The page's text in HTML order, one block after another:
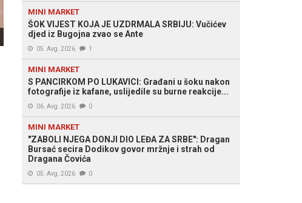
MINI MARKET
ŠOK VIJEST KOJA JE UZDRMALA SRBIJU: Vučićev
djed iz Bugojna zvao se Ante
05. Avg. 2026 1
MINI MARKET
S PANCIRKOM PO LUKAVICI: Građani u šoku nakon
fotografije iz kafane, uslijedile su burne reakcije...
06. Avg. 2026 0
MINI MARKET
"ZABOLI NJEGA DONJI DIO LEĐA ZA SRBE": Dragan
Bursać secira Dodikov govor mržnje i strah od
Dragana Čovića
05. Avg. 2026 0